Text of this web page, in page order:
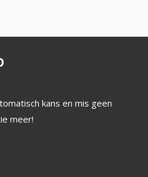
kans en mis geen
meer!